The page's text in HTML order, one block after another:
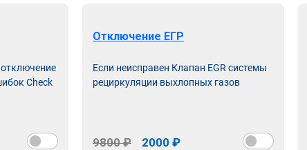
отключение
Check
Отключение ЕГР
Если неисправен Клапан EGR системы
рециркуляции выхлопных газов
9800 ₽ 2000 ₽